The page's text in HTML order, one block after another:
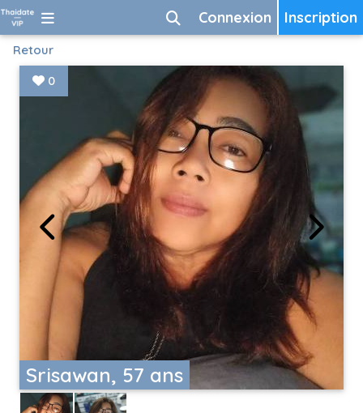
Inscription
Connexion
Retour
Srisawan, 57 ans
0